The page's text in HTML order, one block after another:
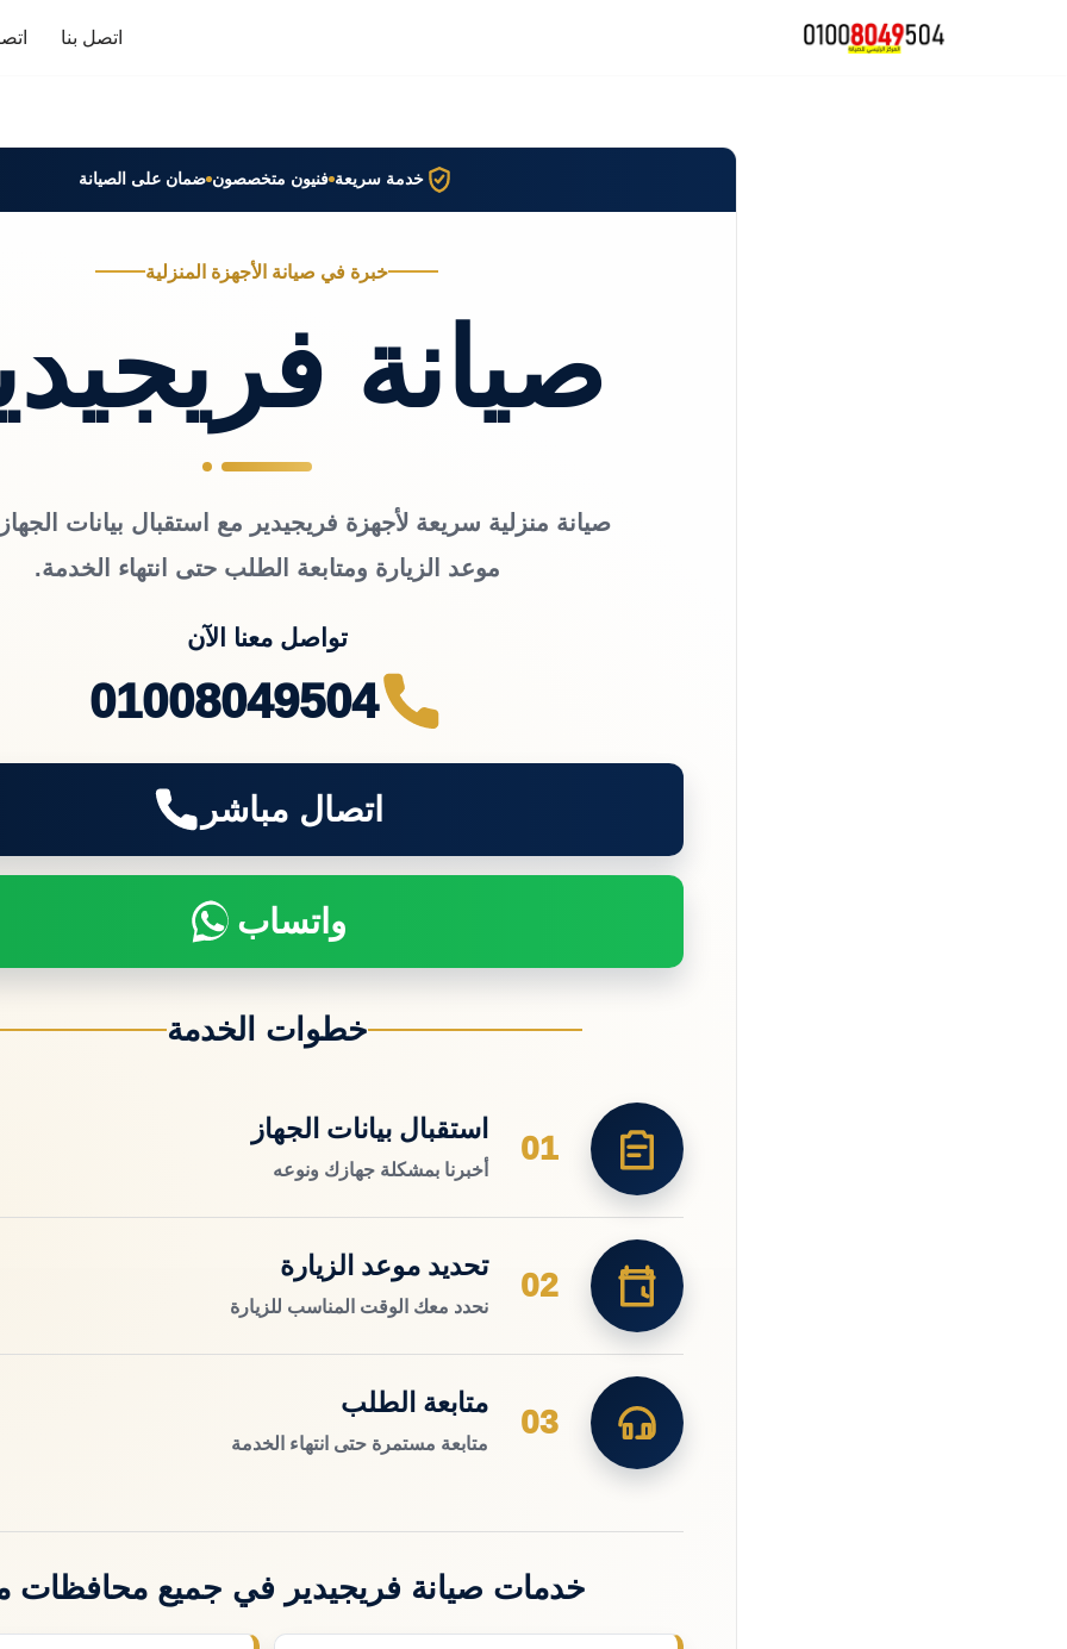
اتصل بنا
خدمة سريعة فنيون متخصصون ضمان على الصيانة
خبرة في صيانة الأجهزة المنزلية
صيانة
صيانة منزلية سريعة لأجهزة فريجيدير مع استقبال بيانات
موعد الزيارة ومتابعة الطلب حتى انتهاء الخدمة.
تواصل معنا الآن
01008049504
اتصال مباشر
واتساب
خطوات الخدمة
01
استقبال بيانات الجهاز
أخبرنا بمشكلة جهازك ونوعه
02
تحديد موعد الزيارة
نحدد معك الوقت المناسب للزيارة
03
متابعة الطلب
متابعة مستمرة حتى انتهاء الخدمة
خدمات صيانة فريجيدير في جميع محافظات